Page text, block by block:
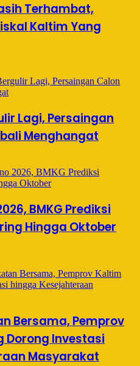
Terhambat,
Kaltim Yang
Lagi, Persaingan
Menghangat
BMKG Prediksi
Hingga Oktober
Bersama, Pemprov
Dorong Investasi
Masyarakat